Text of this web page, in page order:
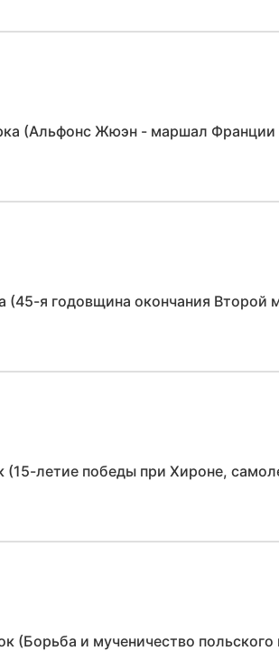
(Альфонс Жюэн - маршал Франции
(45-я годовщина окончания
(15-летие победы при Хироне,
(Борьба и мученичество